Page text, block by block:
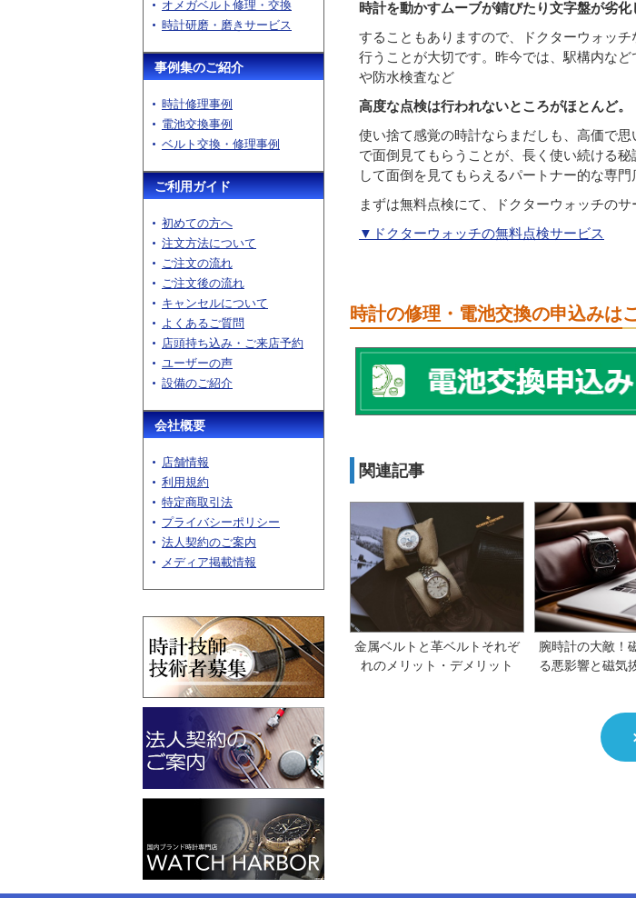
時計を動かすムーブが錆びたり文字盤が劣化
することもありますので、ドクターウォッ
行うことが大切です。昨今では、駅構内な
や防水検査など
高度な点検は行われないところがほとんど。
使い捨て感覚の時計ならまだしも、高価で
で面倒見てもらうことが、長く使い続ける
して面倒を見てもらえるパートナー的な専
まずは無料点検にて、ドクターウォッチの
▼ドクターウォッチの無料点検サービス
時計の修理・電池交換の申込みは
関連記事
金属ベルトと革ベルトそれぞ
れのメリット・デメリット
腕時計の大敵！
る悪影響と磁気
オメガベルト修理・交換
時計研磨・磨きサービス
事例集のご紹介
時計修理事例
電池交換事例
ベルト交換・修理事例
ご利用ガイド
初めての方へ
注文方法について
ご注文の流れ
ご注文後の流れ
キャンセルについて
よくあるご質問
店頭持ち込み・ご来店予約
ユーザーの声
設備のご紹介
会社概要
店舗情報
利用規約
特定商取引法
プライバシーポリシー
法人契約のご案内
メディア掲載情報